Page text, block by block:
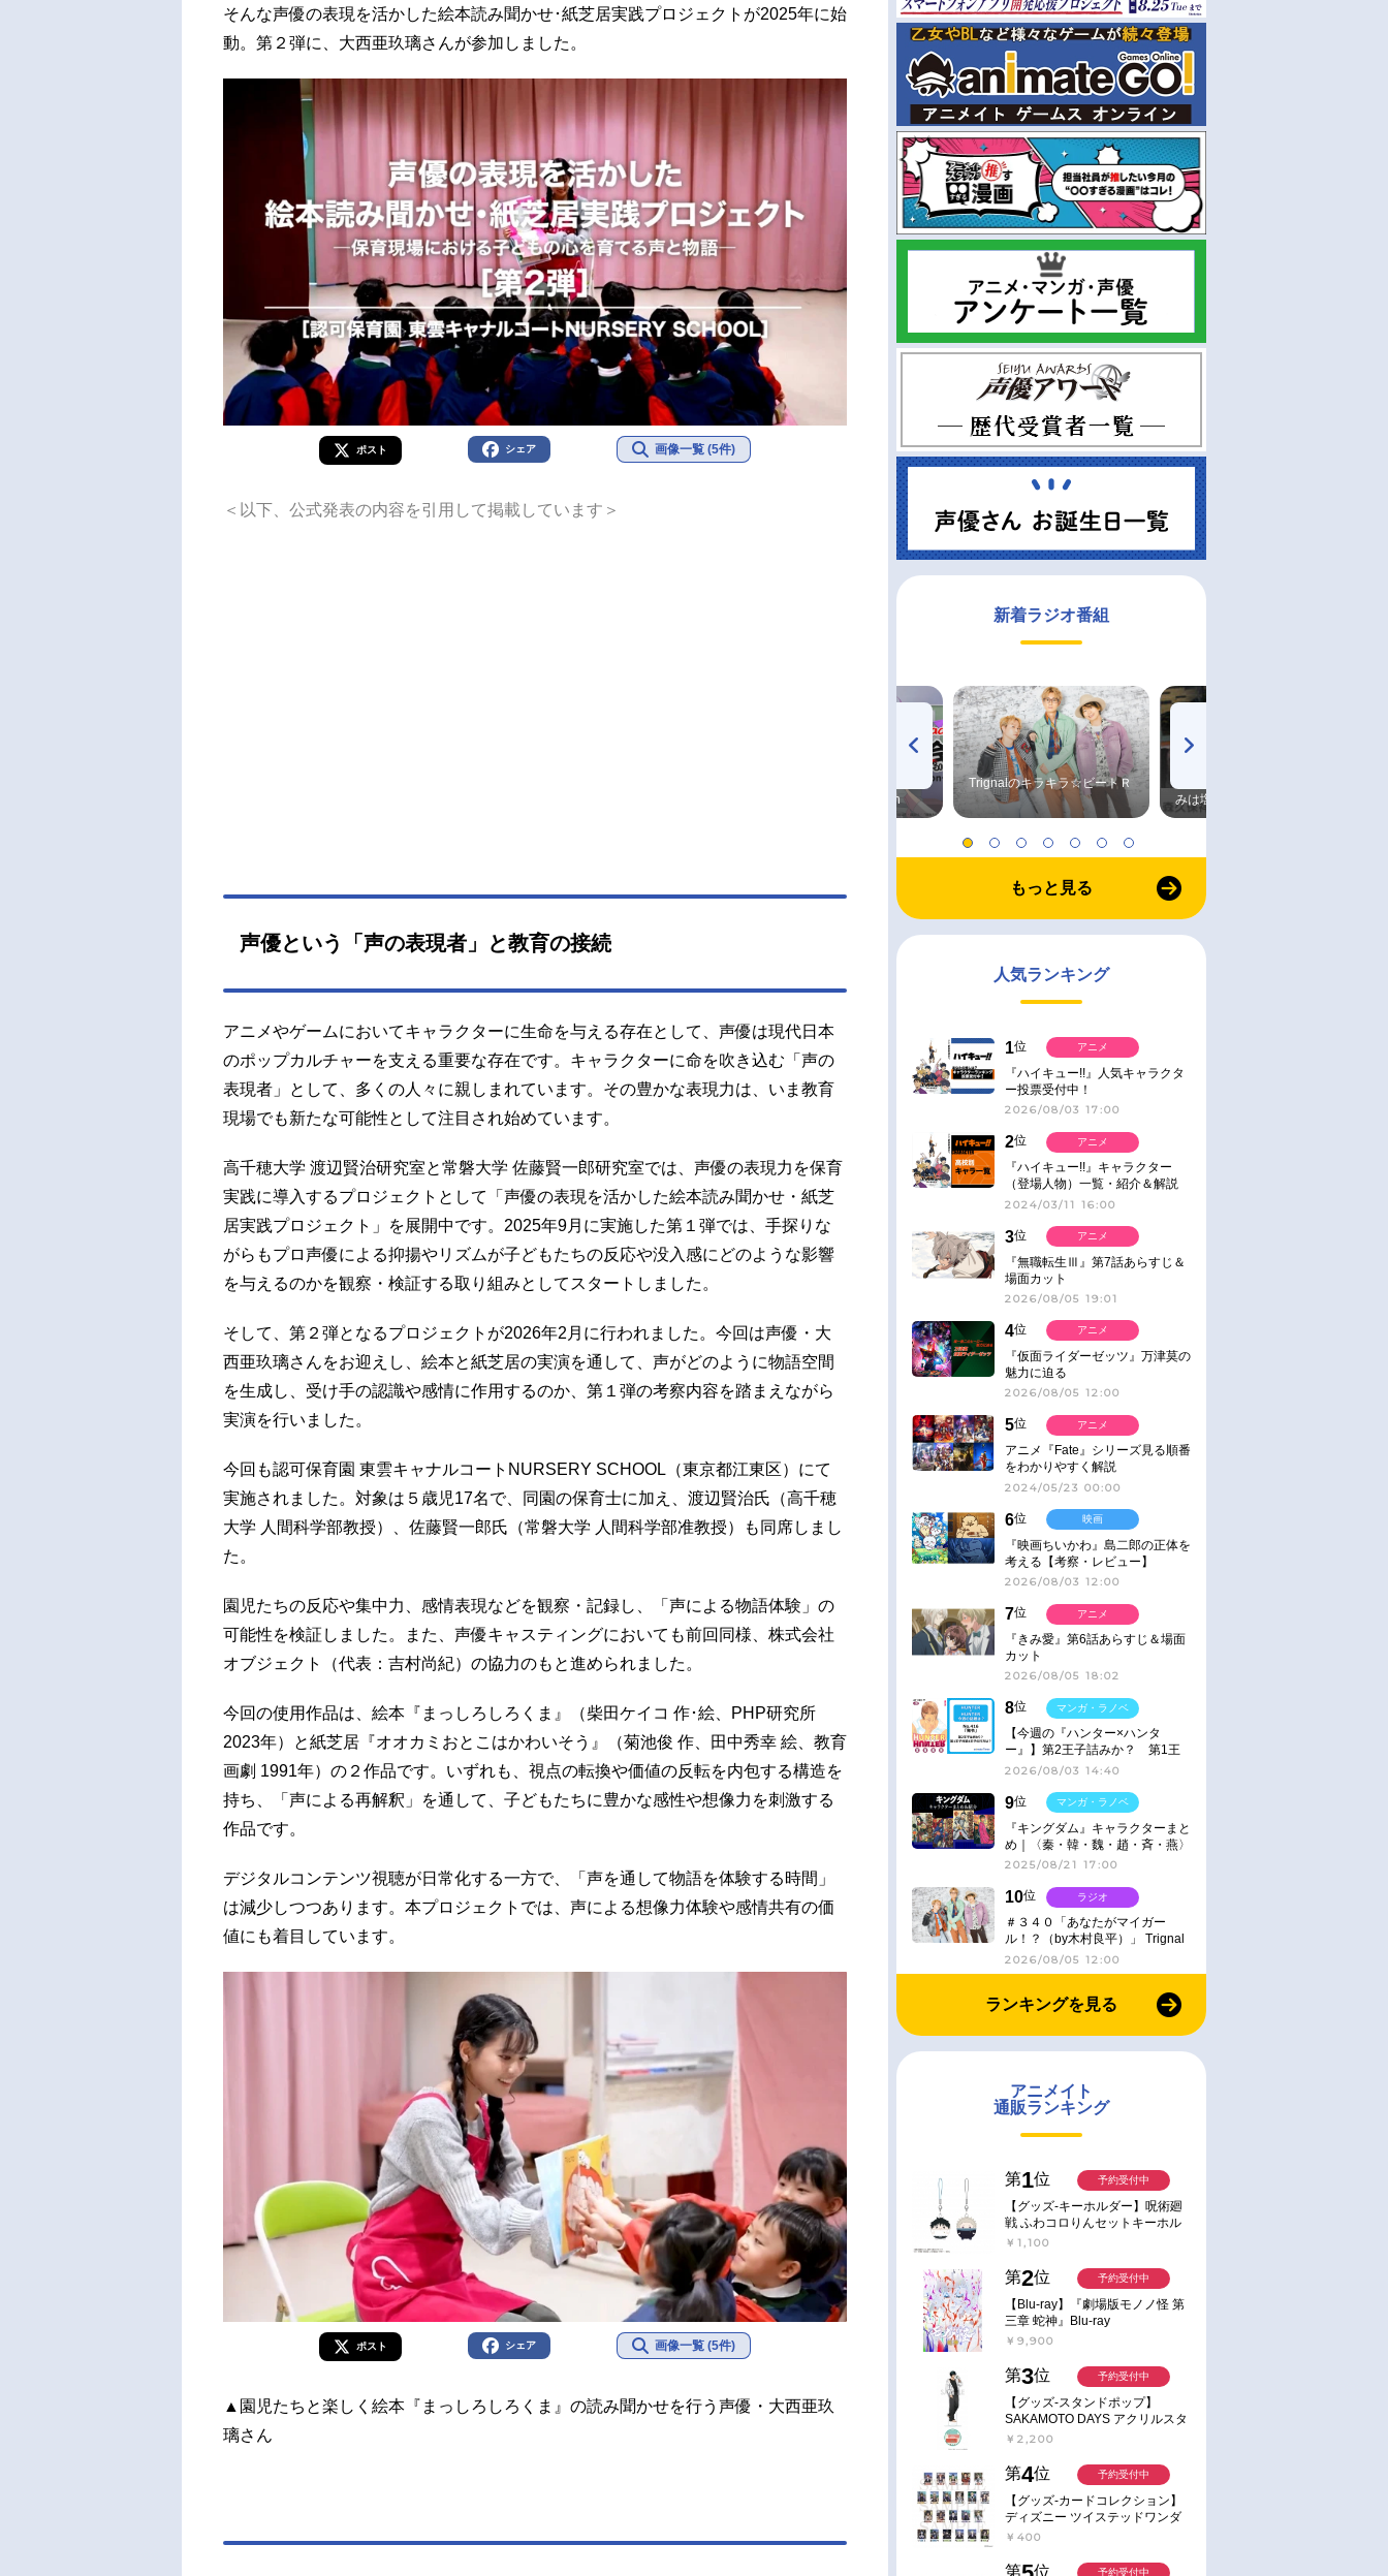
そんな声優の表現を活かした絵本読み聞かせ･紙芝居実践プロジェクトが2025年に始
動。第２弾に、大西亜玖璃さんが参加しました。
ポスト シェア 画像一覧 (5件)
＜以下、公式発表の内容を引用して掲載しています＞
声優という「声の表現者」と教育の接続
アニメやゲームにおいてキャラクターに生命を与える存在として、声優は現代日本
のポップカルチャーを支える重要な存在です。キャラクターに命を吹き込む「声の
表現者」として、多くの人々に親しまれています。その豊かな表現力は、いま教育
現場でも新たな可能性として注目され始めています。
高千穂大学 渡辺賢治研究室と常磐大学 佐藤賢一郎研究室では、声優の表現力を保育
実践に導入するプロジェクトとして「声優の表現を活かした絵本読み聞かせ・紙芝
居実践プロジェクト」を展開中です。2025年9月に実施した第１弾では、手探りな
がらもプロ声優による抑揚やリズムが子どもたちの反応や没入感にどのような影響
を与えるのかを観察・検証する取り組みとしてスタートしました。
そして、第２弾となるプロジェクトが2026年2月に行われました。今回は声優・大
西亜玖璃さんをお迎えし、絵本と紙芝居の実演を通して、声がどのように物語空間
を生成し、受け手の認識や感情に作用するのか、第１弾の考察内容を踏まえながら
実演を行いました。
今回も認可保育園 東雲キャナルコートNURSERY SCHOOL（東京都江東区）にて
実施されました。対象は５歳児17名で、同園の保育士に加え、渡辺賢治氏（高千穂
大学 人間科学部教授）、佐藤賢一郎氏（常磐大学 人間科学部准教授）も同席しまし
た。
園児たちの反応や集中力、感情表現などを観察・記録し、「声による物語体験」の
可能性を検証しました。また、声優キャスティングにおいても前回同様、株式会社
オブジェクト（代表：吉村尚紀）の協力のもと進められました。
今回の使用作品は、絵本『まっしろしろくま』（柴田ケイコ 作･絵、PHP研究所
2023年）と紙芝居『オオカミおとこはかわいそう』（菊池俊 作、田中秀幸 絵、教育
画劇 1991年）の２作品です。いずれも、視点の転換や価値の反転を内包する構造を
持ち、「声による再解釈」を通して、子どもたちに豊かな感性や想像力を刺激する
作品です。
デジタルコンテンツ視聴が日常化する一方で、「声を通して物語を体験する時間」
は減少しつつあります。本プロジェクトでは、声による想像力体験や感情共有の価
値にも着目しています。
ポスト シェア 画像一覧 (5件)
▲園児たちと楽しく絵本『まっしろしろくま』の読み聞かせを行う声優・大西亜玖
璃さん
新着ラジオ番組
radio 大直会 2nd season
Trignalのキラキラ☆ビートＲ
みは塩だけ
もっと見る
人気ランキング
1位
『ハイキュー!!』人気キャラクタ
ー投票受付中！
2026/08/03 17:00
アニメ
2位
『ハイキュー!!』キャラクター
（登場人物）一覧・紹介＆解説
2024/03/11 16:00
アニメ
3位
『無職転生Ⅲ』第7話あらすじ＆
場面カット
2026/08/05 19:01
アニメ
4位
『仮面ライダーゼッツ』万津莫の
魅力に迫る
2026/08/05 12:00
アニメ
5位
アニメ『Fate』シリーズ見る順番
をわかりやすく解説
2024/05/23 00:00
アニメ
6位
『映画ちいかわ』島二郎の正体を
考える【考察・レビュー】
2026/08/03 12:00
映画
7位
『きみ愛』第6話あらすじ＆場面
カット
2026/08/05 18:02
アニメ
8位
【今週の『ハンター×ハンタ
ー』】第2王子詰みか？ 第1王
子と第4王子が対峙「発令」＜
2026/08/03 14:40
マンガ・ラノベ
9位
『キングダム』キャラクターまと
め｜〈秦・韓・魏・趙・斉・燕〉
2025/08/21 17:00
マンガ・ラノベ
10位
＃３４０「あなたがマイガー
ル！？（by木村良平）」 Trignal
のキラキラ☆ビートＲ
2026/08/05 12:00
ラジオ
ランキングを見る
アニメイト
通販ランキング
第1位
【グッズ-キーホルダー】呪術廻
戦 ふわコロりんセットキーホル
ダー【アニメイト特典付】
￥1,100
予約受付中
第2位
【Blu-ray】『劇場版モノノ怪 第
三章 蛇神』Blu-ray
￥9,900
予約受付中
第3位
【グッズ-スタンドポップ】
SAKAMOTO DAYS アクリルスタ
ンド～Sunny Afternoon～ 4.南雲
￥2,200
予約受付中
第4位
【グッズ-カードコレクション】
ディズニー ツイステッドワンダ
ーランド ランダムカードコレク
￥400
予約受付中
第 位 予約受付中